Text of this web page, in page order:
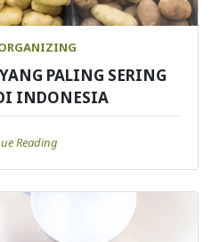
PALING SERING
INDONESIA
Reading